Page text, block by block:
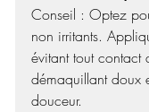
Conseil : Optez
non irritants.
évitant tout contact
démaquillant doux
douceur.